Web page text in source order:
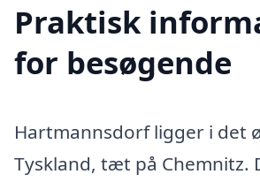
Praktisk
for besøgende
Hartmannsdorf ligger i det
Tyskland, tæt på Chemnitz.